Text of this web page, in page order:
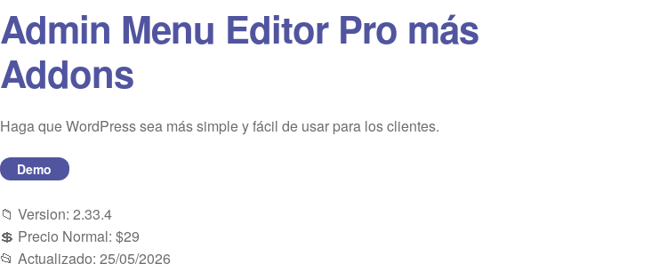
Admin Menu Editor Pro más
Addons
Haga que WordPress sea más simple y fácil de usar para los clientes.
Demo
📁 Version: 2.33.4
💲 Precio Normal: $29
📂 Actualizado: 25/05/2026